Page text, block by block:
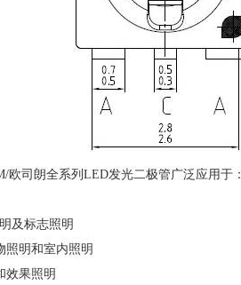
欧司朗全系列LED发光二极管广泛应用于：
及标志照明
照明和室内照明
效果照明